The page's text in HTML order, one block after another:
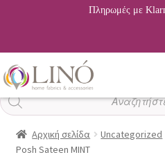
Πληρωμές με
Αναζήτηση
προϊόντων
Αρχική σελίδα Uncategorized
Posh Sateen MINT